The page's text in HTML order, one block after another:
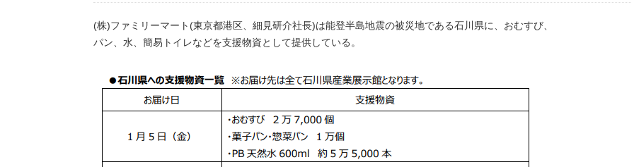
(株)ファミリーマート(東京都港区、細見研介社長)は能登半島地震の被災地である石川県に、おむすび、
パン、水、簡易トイレなどを支援物資として提供している。